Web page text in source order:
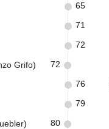
65
71
72
Grifo) 72
76
79
80